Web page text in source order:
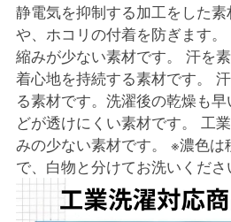
静電気を抑制する加工をした
や、ホコリの付着を防ぎます
縮みが少ない素材です。 汗を
着心地を持続する素材です。
る素材です。洗濯後の乾燥も
どが透けにくい素材です。 工
みの少ない素材です。 ※濃色
で、白物と分けてお洗いくださ